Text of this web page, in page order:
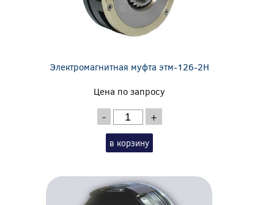
Электромагнитная муфта этм-126-2Н
Цена по запросу
- +
в корзину